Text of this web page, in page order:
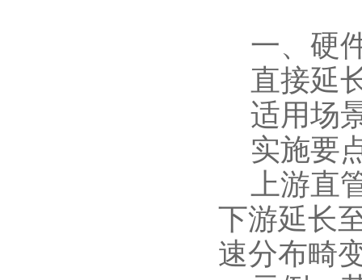
一、硬
直接延
适用场
实施要
上游直
下游延长
速分布畸